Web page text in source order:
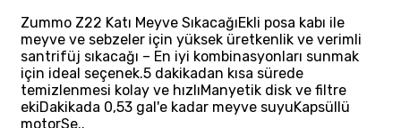
Zummo Z22 Katı Meyve SıkacağıEkli posa kabı ile
meyve ve sebzeler için yüksek üretkenlik ve verimli
santrifüj sıkacağı – En iyi kombinasyonları sunmak
için ideal seçenek.5 dakikadan kısa sürede
temizlenmesi kolay ve hızlıManyetik disk ve filtre
ekiDakikada 0,53 gal'e kadar meyve suyuKapsüllü
motorSe..